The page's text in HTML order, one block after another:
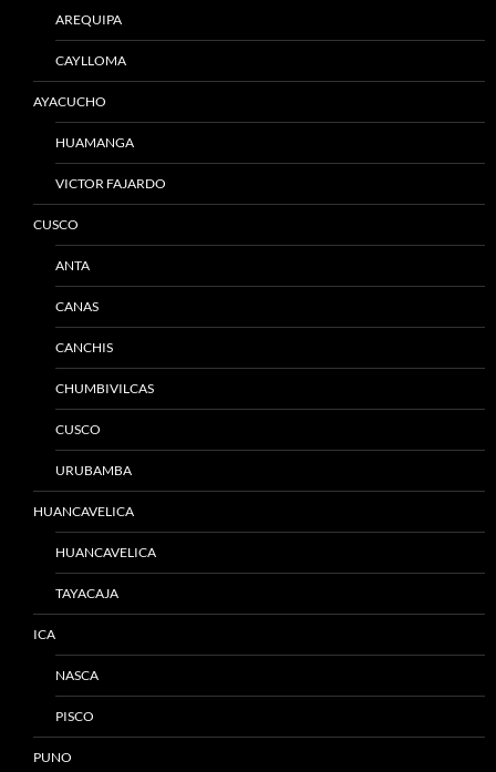
AREQUIPA
CAYLLOMA
AYACUCHO
HUAMANGA
VICTOR FAJARDO
CUSCO
ANTA
CANAS
CANCHIS
CHUMBIVILCAS
CUSCO
URUBAMBA
HUANCAVELICA
HUANCAVELICA
TAYACAJA
ICA
NASCA
PISCO
PUNO